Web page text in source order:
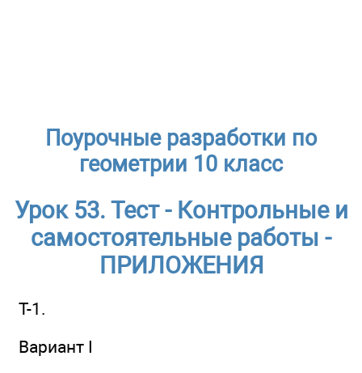
Поурочные разработки по
геометрии 10 класс
Урок 53. Тест - Контрольные и
самостоятельные работы -
ПРИЛОЖЕНИЯ
Т-1.
Вариант I